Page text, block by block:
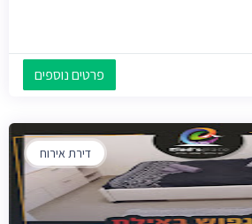
פרטים נוספים
דירת אירוח